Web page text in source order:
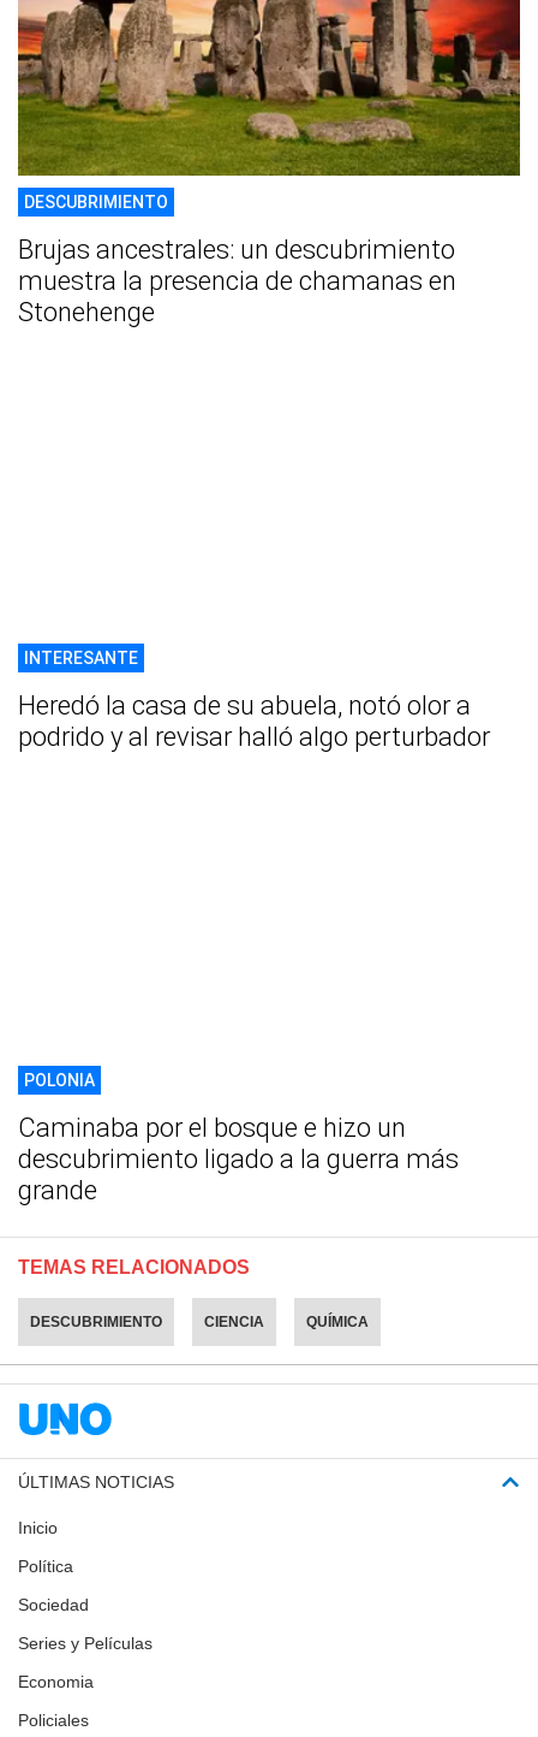
DESCUBRIMIENTO
Brujas ancestrales: un descubrimiento
muestra la presencia de chamanas en
Stonehenge
INTERESANTE
Heredó la casa de su abuela, notó olor a
podrido y al revisar halló algo perturbador
POLONIA
Caminaba por el bosque e hizo un
descubrimiento ligado a la guerra más
grande
TEMAS RELACIONADOS
DESCUBRIMIENTO CIENCIA QUÍMICA
ÚLTIMAS NOTICIAS
Inicio
Política
Sociedad
Series y Películas
Economia
Policiales